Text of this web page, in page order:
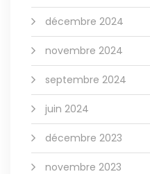
décembre 2024
novembre 2024
septembre 2024
juin 2024
décembre 2023
novembre 2023